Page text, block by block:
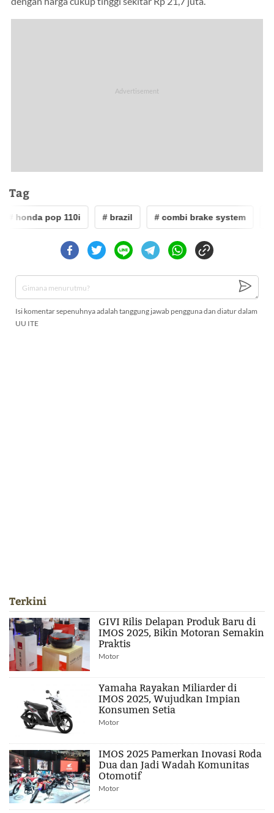
Tag
# honda pop 110i # brazil # combi brake system
Isi komentar sepenuhnya adalah tanggung jawab pengguna dan diatur dalam
UU ITE
Terkini
GIVI Rilis Delapan Produk Baru di
IMOS 2025, Bikin Motoran Semakin
Praktis
Motor
Yamaha Rayakan Miliarder di
IMOS 2025, Wujudkan Impian
Konsumen Setia
Motor
IMOS 2025 Pamerkan Inovasi Roda
Dua dan Jadi Wadah Komunitas
Otomotif
Motor